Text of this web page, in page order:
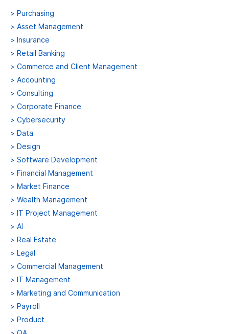
> Purchasing
> Asset Management
> Insurance
> Retail Banking
> Commerce and Client Management
> Accounting
> Consulting
> Corporate Finance
> Cybersecurity
> Data
> Design
> Software Development
> Financial Management
> Market Finance
> Wealth Management
> IT Project Management
> AI
> Real Estate
> Legal
> Commercial Management
> IT Management
> Marketing and Communication
> Payroll
> Product